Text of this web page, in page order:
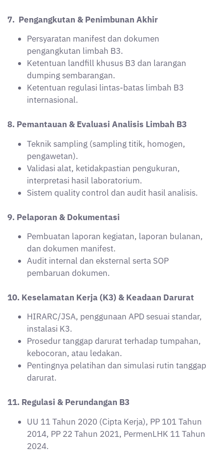
9. Pelaporan & Dokumentasi
Pembuatan laporan kegiatan, laporan bulanan,
dan dokumen manifest.
Audit internal dan eksternal serta SOP
pembaruan dokumen.
10. Keselamatan Kerja (K3) & Keadaan Darurat
instalasi K3.
Prosedur tanggap darurat terhadap tumpahan,
kebocoran, atau ledakan.
Pentingnya pelatihan dan simulasi rutin tanggap
darurat.
UU 11 Tahun 2020 (Cipta Kerja), PP 101 Tahun
2014, PP 22 Tahun 2021, PermenLHK 11 Tahun
2024.
Ketentuan perizinan operasional, pengawasan
oleh KLHK atau BLH.
grave sebagai dasar kebijakan pengelolaan
Contoh Soal Uji Kompetensi Limbah B3
Berikut disajikan kumpulan soal pilihan ganda lengkap
beserta pembahasannya, yang dirancang untuk
membantu peserta memahami berbagai aspek penting
mencakup seluruh pokok bahasan mulai dari
identifikasi limbah, karakteristik bahan berbahaya,
hingga regulasi dan prosedur teknis yang berlaku.
Soal-soal disusun secara bertahap dengan tingkat